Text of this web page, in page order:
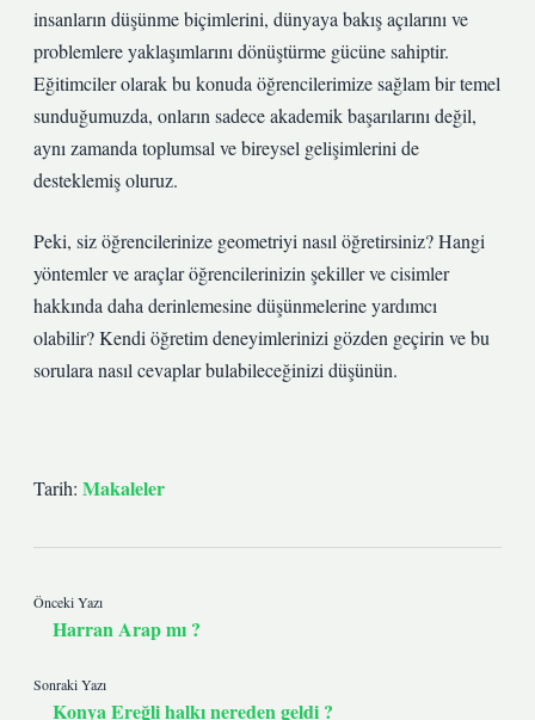
insanların düşünme biçimlerini, dünyaya bakış açılarını ve
problemlere yaklaşımlarını dönüştürme gücüne sahiptir.
Eğitimciler olarak bu konuda öğrencilerimize sağlam bir temel
sunduğumuzda, onların sadece akademik başarılarını değil,
aynı zamanda toplumsal ve bireysel gelişimlerini de
desteklemiş oluruz.
Peki, siz öğrencilerinize geometriyi nasıl öğretirsiniz? Hangi
yöntemler ve araçlar öğrencilerinizin şekiller ve cisimler
hakkında daha derinlemesine düşünmelerine yardımcı
olabilir? Kendi öğretim deneyimlerinizi gözden geçirin ve bu
sorulara nasıl cevaplar bulabileceğinizi düşünün.
Tarih: Makaleler
Önceki Yazı
Harran Arap mı ?
Sonraki Yazı
Konya Ereğli halkı nereden geldi ?